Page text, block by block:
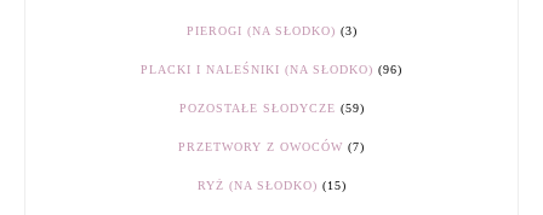
PIEROGI (NA SŁODKO) (3)
PLACKI I NALEŚNIKI (NA SŁODKO) (96)
POZOSTAŁE SŁODYCZE (59)
PRZETWORY Z OWOCÓW (7)
RYŻ (NA SŁODKO) (15)